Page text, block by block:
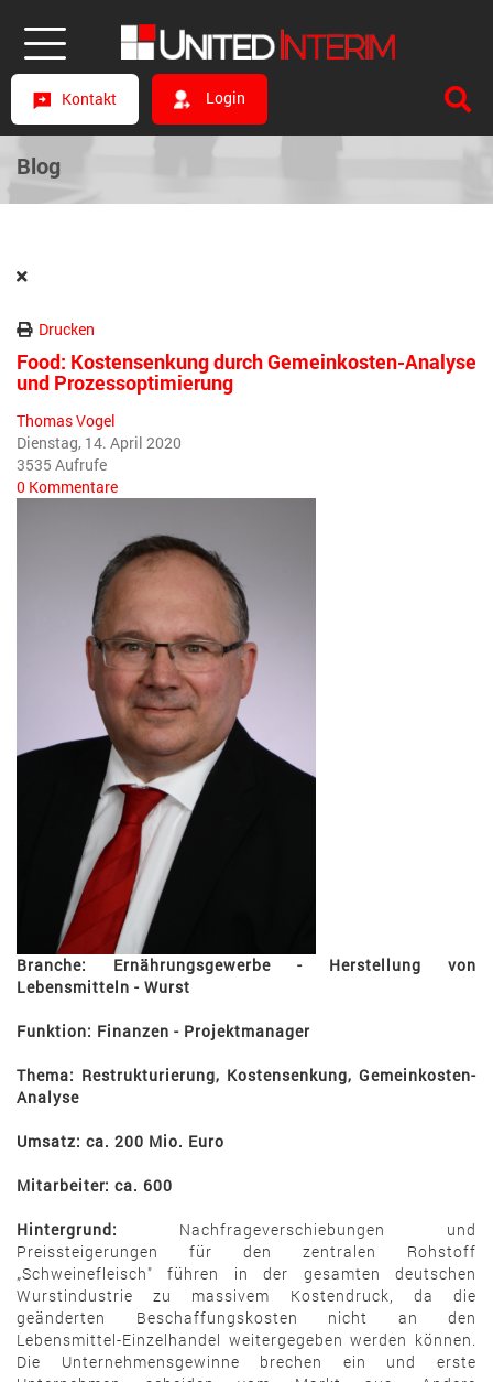
Kontakt Login
Blog
Drucken
Food: Kostensenkung durch Gemeinkosten-Analyse
und Prozessoptimierung
Thomas Vogel
Dienstag, 14. April 2020
3535 Aufrufe
0 Kommentare
Branche: Ernährungsgewerbe - Herstellung von
Lebensmitteln - Wurst
Funktion: Finanzen - Projektmanager
Thema: Restrukturierung, Kostensenkung, Gemeinkosten-
Analyse
Umsatz: ca. 200 Mio. Euro
Mitarbeiter: ca. 600
Hintergrund:
Nachfrageverschiebungen und
Preissteigerungen für den zentralen Roh­stoff
„Schweinefleisch" führen in der gesamten deutschen
Wurstindustrie zu massivem Kos­tendruck, da die
geänderten Beschaffungskosten nicht an den
Lebensmittel-Einzelhandel weitergegeben wer­den können.
Die Unternehmensgewinne brechen ein und erste